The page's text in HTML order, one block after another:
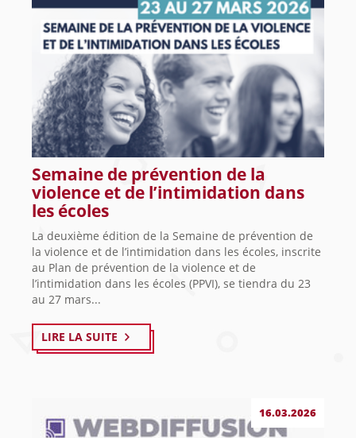
Semaine de prévention de la
violence et de l’intimidation dans
les écoles
La deuxième édition de la Semaine de prévention de
la violence et de l’intimidation dans les écoles, inscrite
au Plan de prévention de la violence et de
l’intimidation dans les écoles (PPVI), se tiendra du 23
au 27 mars...
LIRE LA SUITE
16.03.2026